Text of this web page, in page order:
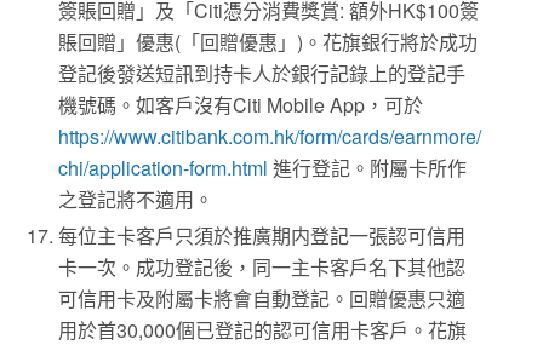
簽賬回贈」及「Citi憑分消費獎賞: 額外HK$100簽
賬回贈」優惠(「回贈優惠」)。花旗銀行將於成功
登記後發送短訊到持卡人於銀行記錄上的登記手
機號碼。如客戶沒有Citi Mobile App，可於
https://www.citibank.com.hk/form/cards/earnmore/
chi/application-form.html 進行登記。附屬卡所作
之登記將不適用。
每位主卡客戶只須於推廣期内登記一張認可信用
卡一次。成功登記後，同一主卡客戶名下其他認
可信用卡及附屬卡將會自動登記。回贈優惠只適
用於首30,000個已登記的認可信用卡客戶。花旗